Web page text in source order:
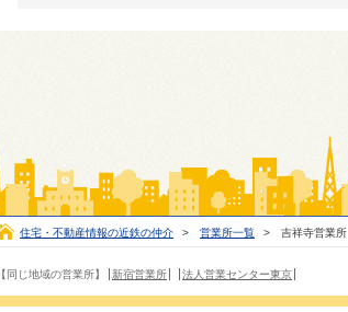
住宅・不動産情報の近鉄の仲介 > 営業所一覧 > 吉祥寺営業所
【同じ地域の営業所】 新宿営業所 法人営業センター東京